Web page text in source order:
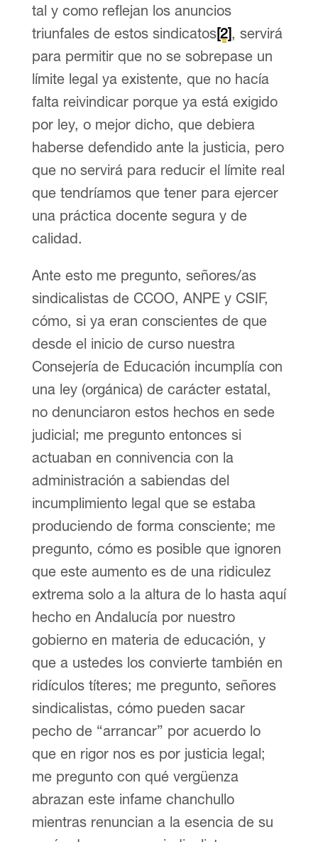
tal y como reflejan los anuncios
triunfales de estos sindicatos[2], servirá
para permitir que no se sobrepase un
límite legal ya existente, que no hacía
falta reivindicar porque ya está exigido
por ley, o mejor dicho, que debiera
haberse defendido ante la justicia, pero
que no servirá para reducir el límite real
que tendríamos que tener para ejercer
una práctica docente segura y de
calidad.
Ante esto me pregunto, señores/as
sindicalistas de CCOO, ANPE y CSIF,
cómo, si ya eran conscientes de que
desde el inicio de curso nuestra
Consejería de Educación incumplía con
una ley (orgánica) de carácter estatal,
no denunciaron estos hechos en sede
judicial; me pregunto entonces si
actuaban en connivencia con la
administración a sabiendas del
incumplimiento legal que se estaba
produciendo de forma consciente; me
pregunto, cómo es posible que ignoren
que este aumento es de una ridiculez
extrema solo a la altura de lo hasta aquí
hecho en Andalucía por nuestro
gobierno en materia de educación, y
que a ustedes los convierte también en
ridículos títeres; me pregunto, señores
sindicalistas, cómo pueden sacar
pecho de “arrancar” por acuerdo lo
que en rigor nos es por justicia legal;
me pregunto con qué vergüenza
abrazan este infame chanchullo
mientras renuncian a la esencia de su